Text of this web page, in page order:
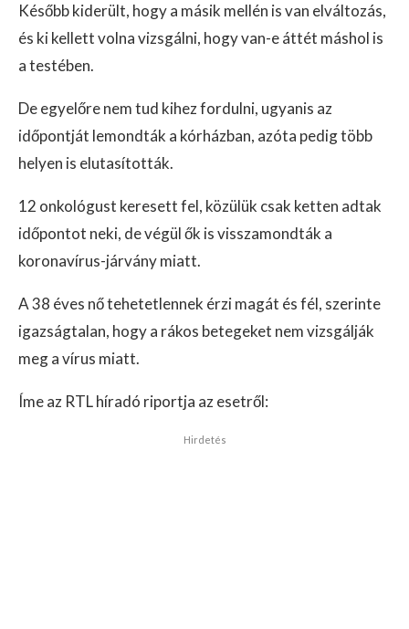
Később kiderült, hogy a másik mellén is van elváltozás,
és ki kellett volna vizsgálni, hogy van-e áttét máshol is
a testében.
De egyelőre nem tud kihez fordulni, ugyanis az
időpontját lemondták a kórházban, azóta pedig több
helyen is elutasították.
12 onkológust keresett fel, közülük csak ketten adtak
időpontot neki, de végül ők is visszamondták a
koronavírus-járvány miatt.
A 38 éves nő tehetetlennek érzi magát és fél, szerinte
igazságtalan, hogy a rákos betegeket nem vizsgálják
meg a vírus miatt.
Íme az RTL híradó riportja az esetről:
Hirdetés